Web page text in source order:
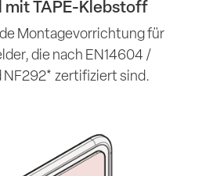
mit TAPE-Klebstoff
Montagevorrichtung für
die nach EN14604 /
NF292* zertifiziert sind.